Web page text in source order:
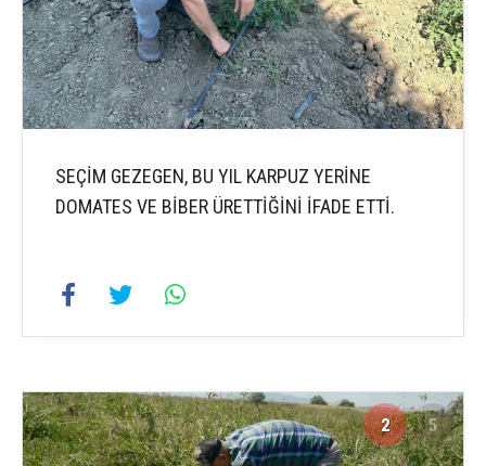
SEÇİM GEZEGEN, BU YIL KARPUZ YERİNE
DOMATES VE BİBER ÜRETTİĞİNİ İFADE ETTİ.
2 5